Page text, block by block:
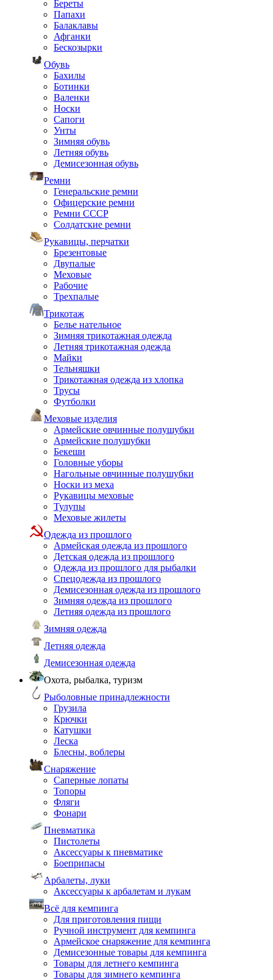
Береты
Папахи
Балаклавы
Афганки
Бескозырки
Обувь
Бахилы
Ботинки
Валенки
Носки
Сапоги
Унты
Зимняя обувь
Летняя обувь
Демисезонная обувь
Ремни
Генеральские ремни
Офицерские ремни
Ремни СССР
Солдатские ремни
Рукавицы, перчатки
Брезентовые
Двупалые
Меховые
Рабочие
Трехпалые
Трикотаж
Белье нательное
Зимняя трикотажная одежда
Летняя трикотажная одежда
Майки
Тельняшки
Трикотажная одежда из хлопка
Трусы
Футболки
Меховые изделия
Армейские овчинные полушубки
Армейские полушубки
Бекеши
Головные уборы
Нагольные овчинные полушубки
Носки из меха
Рукавицы меховые
Тулупы
Меховые жилеты
Одежда из прошлого
Армейская одежда из прошлого
Детская одежда из прошлого
Одежда из прошлого для рыбалки
Спецодежда из прошлого
Демисезонная одежда из прошлого
Зимняя одежда из прошлого
Летняя одежда из прошлого
Зимняя одежда
Летняя одежда
Демисезонная одежда
Охота, рыбалка, туризм
Рыболовные принадлежности
Грузила
Крючки
Катушки
Леска
Блесны, воблеры
Снаряжение
Саперные лопаты
Топоры
Фляги
Фонари
Пневматика
Пистолеты
Аксессуары к пневматике
Боеприпасы
Арбалеты, луки
Аксессуары к арбалетам и лукам
Всё для кемпинга
Для приготовления пищи
Ручной инструмент для кемпинга
Армейское снаряжение для кемпинга
Демисезонные товары для кемпинга
Товары для летнего кемпинга
Товары для зимнего кемпинга